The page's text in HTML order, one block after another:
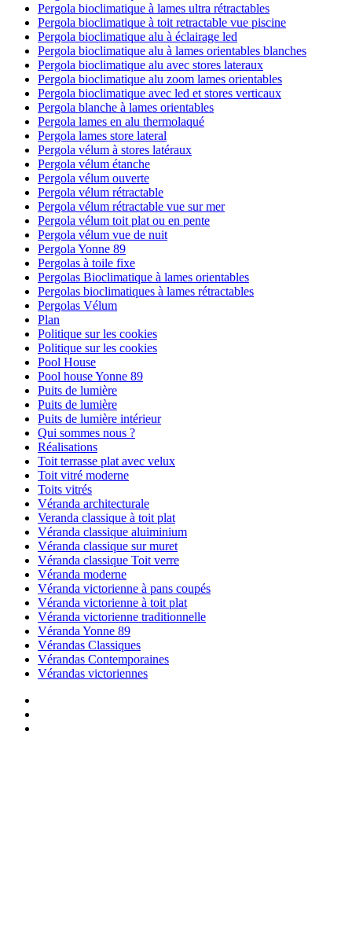
Pergola bioclimatique à lames ultra rétractables
Pergola bioclimatique à toit retractable vue piscine
Pergola bioclimatique alu à éclairage led
Pergola bioclimatique alu à lames orientables blanches
Pergola bioclimatique alu avec stores lateraux
Pergola bioclimatique alu zoom lames orientables
Pergola bioclimatique avec led et stores verticaux
Pergola blanche à lames orientables
Pergola lames en alu thermolaqué
Pergola lames store lateral
Pergola vélum à stores latéraux
Pergola vélum étanche
Pergola vélum ouverte
Pergola vélum rétractable
Pergola vélum rétractable vue sur mer
Pergola vélum toit plat ou en pente
Pergola vélum vue de nuit
Pergola Yonne 89
Pergolas à toile fixe
Pergolas Bioclimatique à lames orientables
Pergolas bioclimatiques à lames rétractables
Pergolas Vélum
Plan
Politique sur les cookies
Politique sur les cookies
Pool House
Pool house Yonne 89
Puits de lumière
Puits de lumière
Puits de lumière intérieur
Qui sommes nous ?
Réalisations
Toit terrasse plat avec velux
Toit vitré moderne
Toits vitrés
Véranda architecturale
Veranda classique à toit plat
Véranda classique aluiminium
Véranda classique sur muret
Véranda classique Toit verre
Véranda moderne
Véranda victorienne à pans coupés
Véranda victorienne à toit plat
Véranda victorienne traditionnelle
Véranda Yonne 89
Vérandas Classiques
Vérandas Contemporaines
Vérandas victoriennes